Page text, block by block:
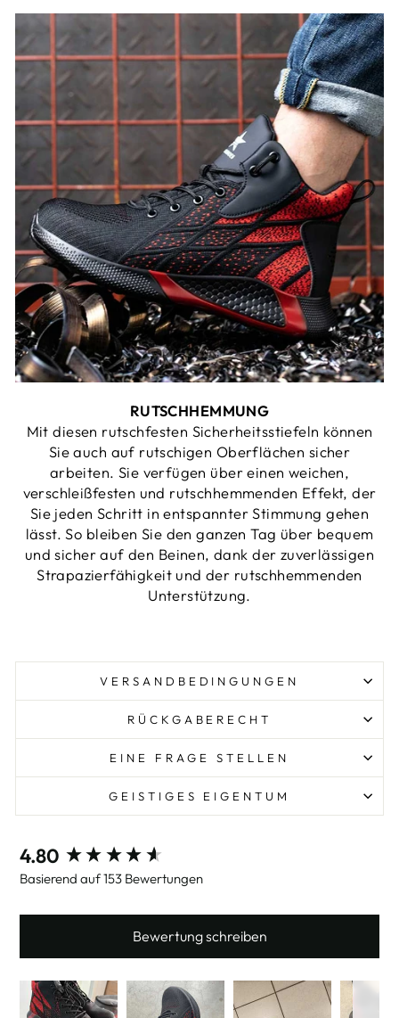
RUTSCHHEMMUNG
Mit diesen rutschfesten Sicherheitsstiefeln können
Sie auch auf rutschigen Oberflächen sicher
arbeiten. Sie verfügen über einen weichen,
verschleißfesten und rutschhemmenden Effekt, der
Sie jeden Schritt in entspannter Stimmung gehen
lässt. So bleiben Sie den ganzen Tag über bequem
und sicher auf den Beinen, dank der zuverlässigen
Strapazierfähigkeit und der rutschhemmenden
Unterstützung.
VERSANDBEDINGUNGEN
RÜCKGABERECHT
EINE FRAGE STELLEN
GEISTIGES EIGENTUM
4.80
Basierend auf 153 Bewertungen
Bewertung schreiben
New content loaded